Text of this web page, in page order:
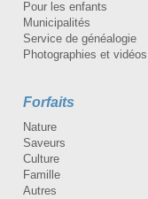
Pour les enfants
Municipalités
Service de généalogie
Photographies et vidéos
Forfaits
Nature
Saveurs
Culture
Famille
Autres